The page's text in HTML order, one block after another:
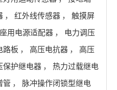
， 红外线传感器 ，
触摸屏
用电源适配器 ，
电力调压
路板 ， 高压电抗器 ，
高压
保护继电器 ，
热力过载继电
管 ，
脉冲操作闭锁型继电